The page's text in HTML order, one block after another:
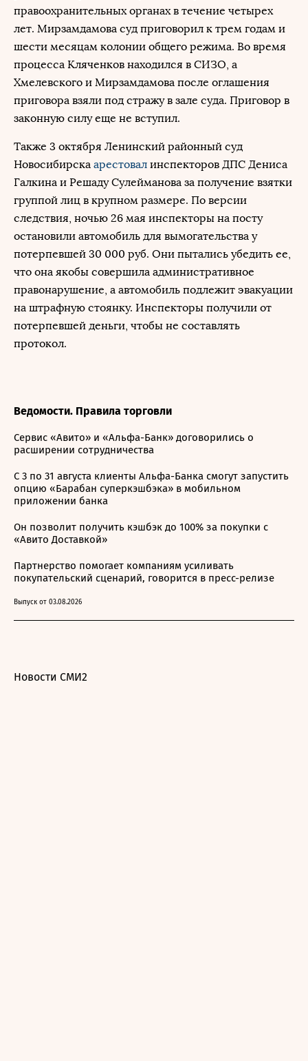
правоохранительных органах в течение четырех
лет. Мирзамдамова суд приговорил к трем годам и
шести месяцам колонии общего режима. Во время
процесса Кляченков находился в СИЗО, а
Хмелевского и Мирзамдамова после оглашения
приговора взяли под стражу в зале суда. Приговор в
законную силу еще не вступил.
Также 3 октября Ленинский районный суд
Новосибирска арестовал инспекторов ДПС Дениса
Галкина и Решаду Сулейманова за получение взятки
группой лиц в крупном размере. По версии
следствия, ночью 26 мая инспекторы на посту
остановили автомобиль для вымогательства у
потерпевшей 30 000 руб. Они пытались убедить ее,
что она якобы совершила административное
правонарушение, а автомобиль подлежит эвакуации
на штрафную стоянку. Инспекторы получили от
потерпевшей деньги, чтобы не составлять
протокол.
Ведомости. Правила торговли
Сервис «Авито» и «Альфа-Банк» договорились о
расширении сотрудничества
С 3 по 31 августа клиенты Альфа-Банка смогут запустить
опцию «Барабан суперкэшбэка» в мобильном
приложении банка
Он позволит получить кэшбэк до 100% за покупки с
«Авито Доставкой»
Партнерство помогает компаниям усиливать
покупательский сценарий, говорится в пресс-релизе
Выпуск от 03.08.2026
Новости СМИ2